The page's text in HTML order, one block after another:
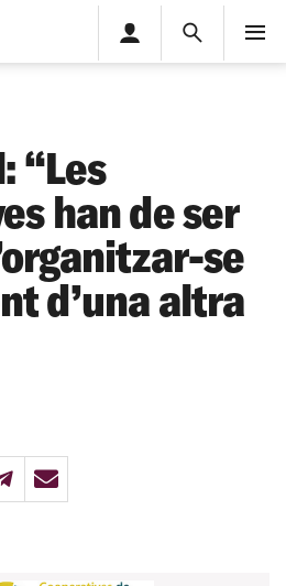
Cerca
privada
“Les
han de ser
se
d’una altra